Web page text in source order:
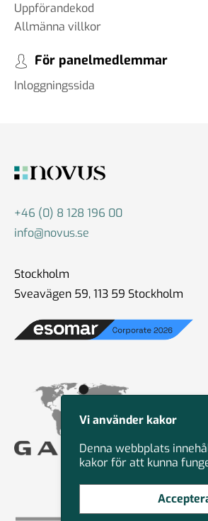
Uppförandekod
Allmänna villkor
För panelmedlemmar
Inloggningssida
+46 (0) 8 128 196 00
info@novus.se
Stockholm
Sveavägen 59, 113 59 Stockholm
Vi använder kakor
Denna webbplats
kakor för att kunna